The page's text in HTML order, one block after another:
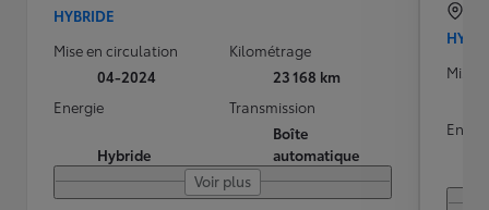
HYBRIDE
Mise en circulation
04-2024
Kilométrage
23 168 km
Energie
Hybride
Transmission
Boîte
automatique
Voir plus
Mise